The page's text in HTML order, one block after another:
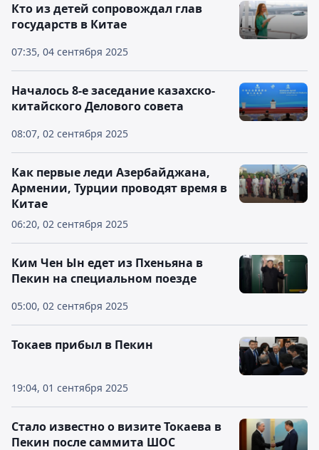
07:35, 04 сентября 2025
Кто из детей сопровождал глав
государств в Китае
08:07, 02 сентября 2025
Началось 8-е заседание казахско-
китайского Делового совета
06:20, 02 сентября 2025
Как первые леди Азербайджана,
Армении, Турции проводят время в
Китае
05:00, 02 сентября 2025
Ким Чен Ын едет из Пхеньяна в
Пекин на специальном поезде
19:04, 01 сентября 2025
Токаев прибыл в Пекин
Стало известно о визите Токаева в
Пекин после саммита ШОС